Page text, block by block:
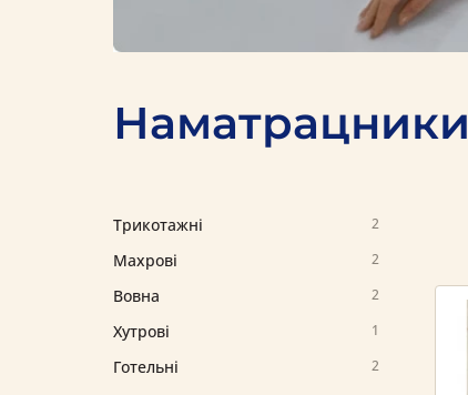
Наматрацники
Трикотажні 2
Махрові 2
Вовна 2
Хутрові 1
Готельні 2